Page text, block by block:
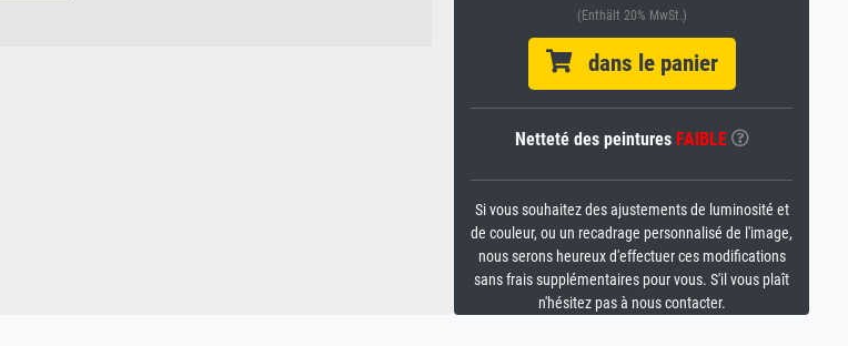
(Enthält 20% MwSt.)
dans le panier
Netteté des peintures FAIBLE
Si vous souhaitez des ajustements de luminosité et
de couleur, ou un recadrage personnalisé de l'image,
nous serons heureux d'effectuer ces modifications
sans frais supplémentaires pour vous. S'il vous plaît
n'hésitez pas à nous contacter.